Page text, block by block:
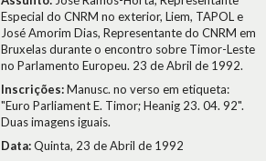
Especial do CNRM no exterior, Liem, TAPOL e
José Amorim Dias, Representante do CNRM em
Bruxelas durante o encontro sobre Timor-Leste
no Parlamento Europeu. 23 de Abril de 1992.
Inscrições:Manusc. no verso em etiqueta:
"Euro Parliament E. Timor; Heanig 23. 04. 92".
Duas imagens iguais.
Data:Quinta, 23 de Abril de 1992